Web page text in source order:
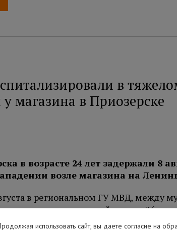
в
магазина в Приозерске
в возрасте 24 лет задержали 8
возле магазина на
в региональном ГУ МВД, между
подозреваемый ударил 36-
возле магазина.
использовать сайт, вы даете согласие на